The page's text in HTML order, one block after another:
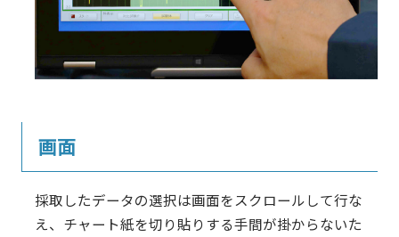
画面
採取したデータの選択は画面をスクロールして行な
え、チャート紙を切り貼りする手間が掛からないた